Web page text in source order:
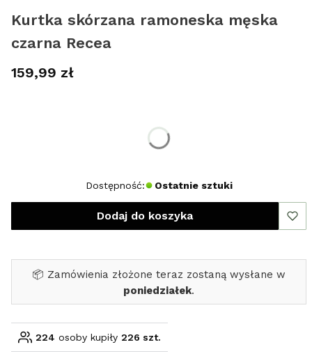
Kurtka skórzana ramoneska męska
czarna Recea
Cena
159,99 zł
Dostępność: Ostatnie sztuki
Dodaj do koszyka
📦 Zamówienia złożone teraz zostaną wysłane w
poniedziałek.
224 osoby kupiły 226 szt.